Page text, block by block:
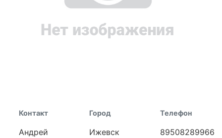
Контакт
Андрей
Город
Ижевск
Телефон
89508289966